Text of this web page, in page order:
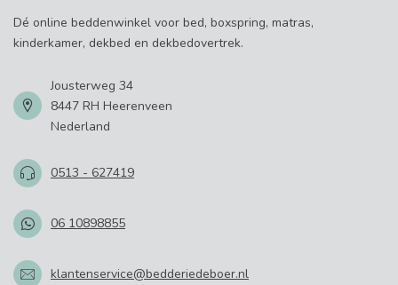
Dé online beddenwinkel voor bed, boxspring, matras,
kinderkamer, dekbed en dekbedovertrek.
Jousterweg 34
8447 RH Heerenveen
Nederland
0513 - 627419
06 10898855
klantenservice@bedderiedeboer.nl